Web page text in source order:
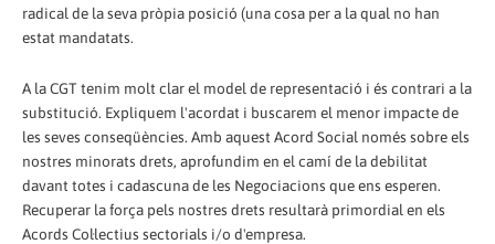
radical de la seva pròpia posició (una cosa per a la qual no han
estat mandatats.
A la CGT tenim molt clar el model de representació i és contrari a la
substitució. Expliquem l'acordat i buscarem el menor impacte de
les seves conseqüències. Amb aquest Acord Social només sobre els
nostres minorats drets, aprofundim en el camí de la debilitat
davant totes i cadascuna de les Negociacions que ens esperen.
Recuperar la força pels nostres drets resultarà primordial en els
Acords Col·lectius sectorials i/o d'empresa.